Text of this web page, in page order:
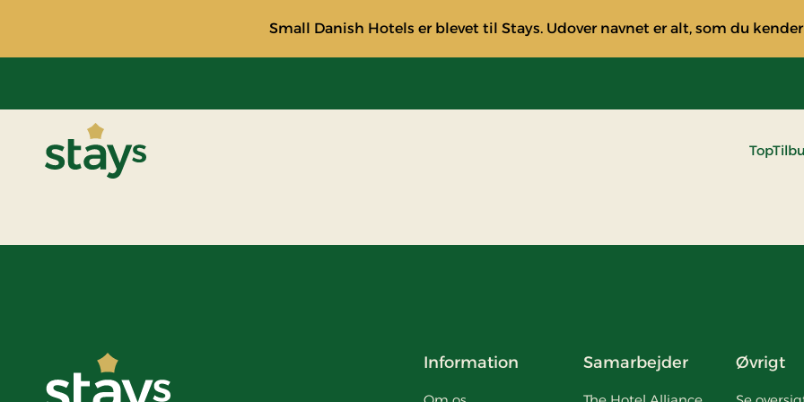
Small Danish Hotels er blevet til Stays. Udover navnet er alt, som du
Information Samarbejder Øvrigt